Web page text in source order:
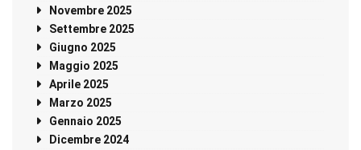
Novembre 2025
Settembre 2025
Giugno 2025
Maggio 2025
Aprile 2025
Marzo 2025
Gennaio 2025
Dicembre 2024